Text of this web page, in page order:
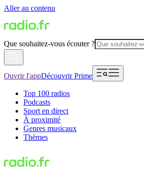
Aller au contenu
Que souhaitez-vous écouter ?
Ouvrir l'appDécouvrir Prime
Top 100 radios
Podcasts
Sport en direct
À proximité
Genres musicaux
Thèmes